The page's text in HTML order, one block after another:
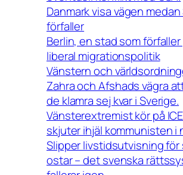
Danmark visa vägen
förfaller
Berlin, en stad som
liberal migrationspolitik
Vänstern och
Zahra och Afshads vägra
de klamra sej kvar i Sverige.
Vänsterextremist kör på
skjuter ihjäl kommunisten i
Slipper livstidsutvisning för
ostar – det svenska